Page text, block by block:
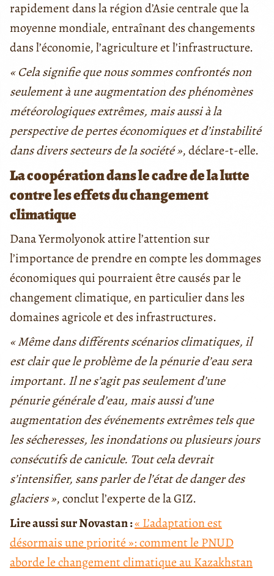
rapidement dans la région d’Asie centrale que la
moyenne mondiale, entraînant des changements
dans l’économie, l’agriculture et l’infrastructure.
« Cela signifie que nous sommes confrontés non
seulement à une augmentation des phénomènes
météorologiques extrêmes, mais aussi à la
perspective de pertes économiques et d’instabilité
dans divers secteurs de la société », déclare-t-elle.
La coopération dans le cadre de la lutte
contre les effets du changement
climatique
Dana Yermolyonok attire l’attention sur
l’importance de prendre en compte les dommages
économiques qui pourraient être causés par le
changement climatique, en particulier dans les
domaines agricole et des infrastructures.
« Même dans différents scénarios climatiques, il
est clair que le problème de la pénurie d’eau sera
important. Il ne s’agit pas seulement d’une
pénurie générale d’eau, mais aussi d’une
augmentation des événements extrêmes tels que
les sécheresses, les inondations ou plusieurs jours
consécutifs de canicule. Tout cela devrait
s’intensifier, sans parler de l’état de danger des
glaciers », conclut l’experte de la GIZ.
Lire aussi sur Novastan :« L’adaptation est
désormais une priorité »: comment le PNUD
aborde le changement climatique au Kazakhstan